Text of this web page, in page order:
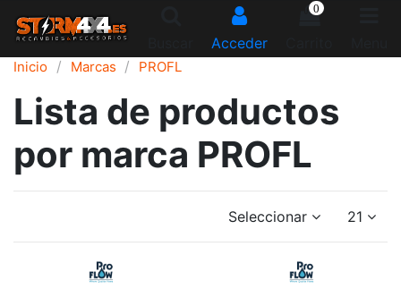
Acceder
0
Inicio Marcas PROFL
Lista de productos
por marca PROFL
Seleccionar 21